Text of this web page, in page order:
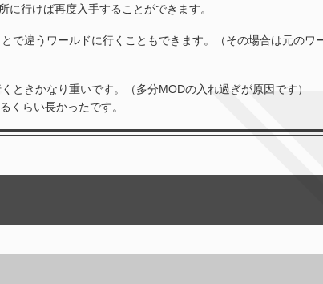
行けば再度入手することができます。
で違うワールドに行くこともできます。（その場合は元のワ
ときかなり重いです。（多分MODの入れ過ぎが原因です）
くらい長かったです。